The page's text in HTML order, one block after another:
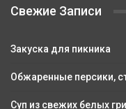
Свежие Записи
Закуска для пикника
Обжаренные персики,
Суп из свежих белых